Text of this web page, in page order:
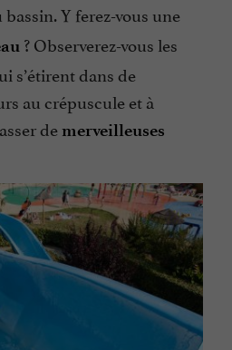
bassin. Y ferez-vous une
? Observerez-vous les
s’étirent dans de
au crépuscule et à
de merveilleuses